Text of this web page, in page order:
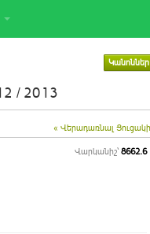
Կանոններ
/ 2013
« Վերադառնալ
Վարկանիշ՝ 8662.6